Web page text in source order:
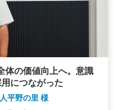
体の価値向上へ。意識
につながった
平野の里 様